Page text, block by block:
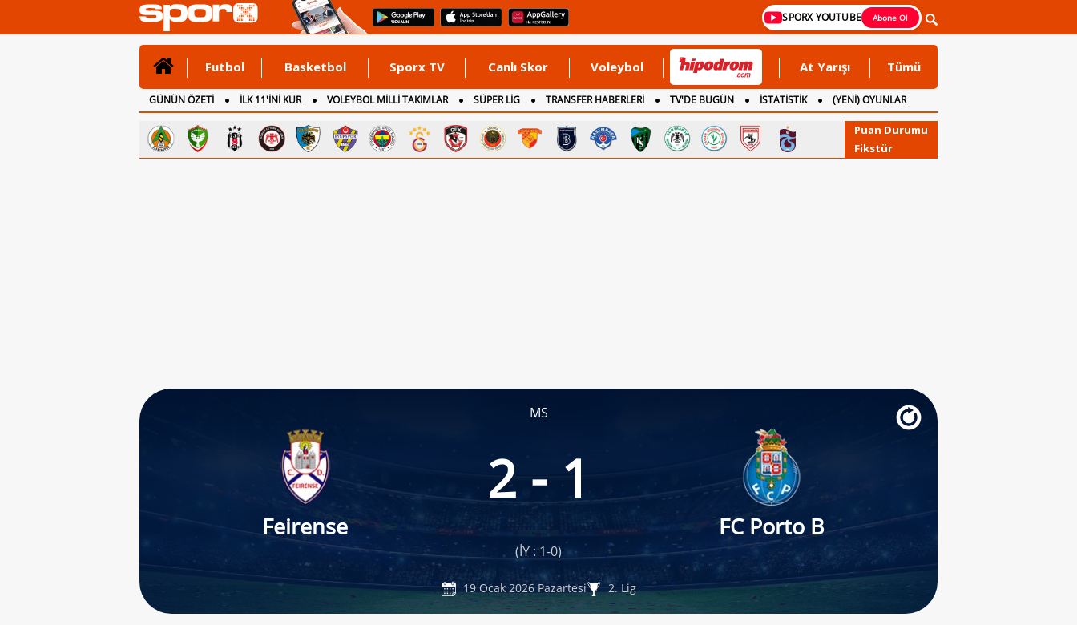
SPORX YOUTUBE Abone Ol
Futbol Basketbol Sporx TV Canlı Skor Voleybol At Yarışı Tümü
GÜNÜN ÖZETİ İLK 11'İNİ KUR VOLEYBOL MİLLİ TAKIMLAR SÜPER LİG TRANSFER HABERLERİ TV'DE BUGÜN İSTATİSTİK
(YENİ) OYUNLAR
CANLI ANLATIM
İNGİLTERE
Puan Durumu
Fikstür
MS
Feirense
2 - 1
FC Porto B
(İY : 1-0)
19 Ocak 2026 Pazartesi 2. Lig